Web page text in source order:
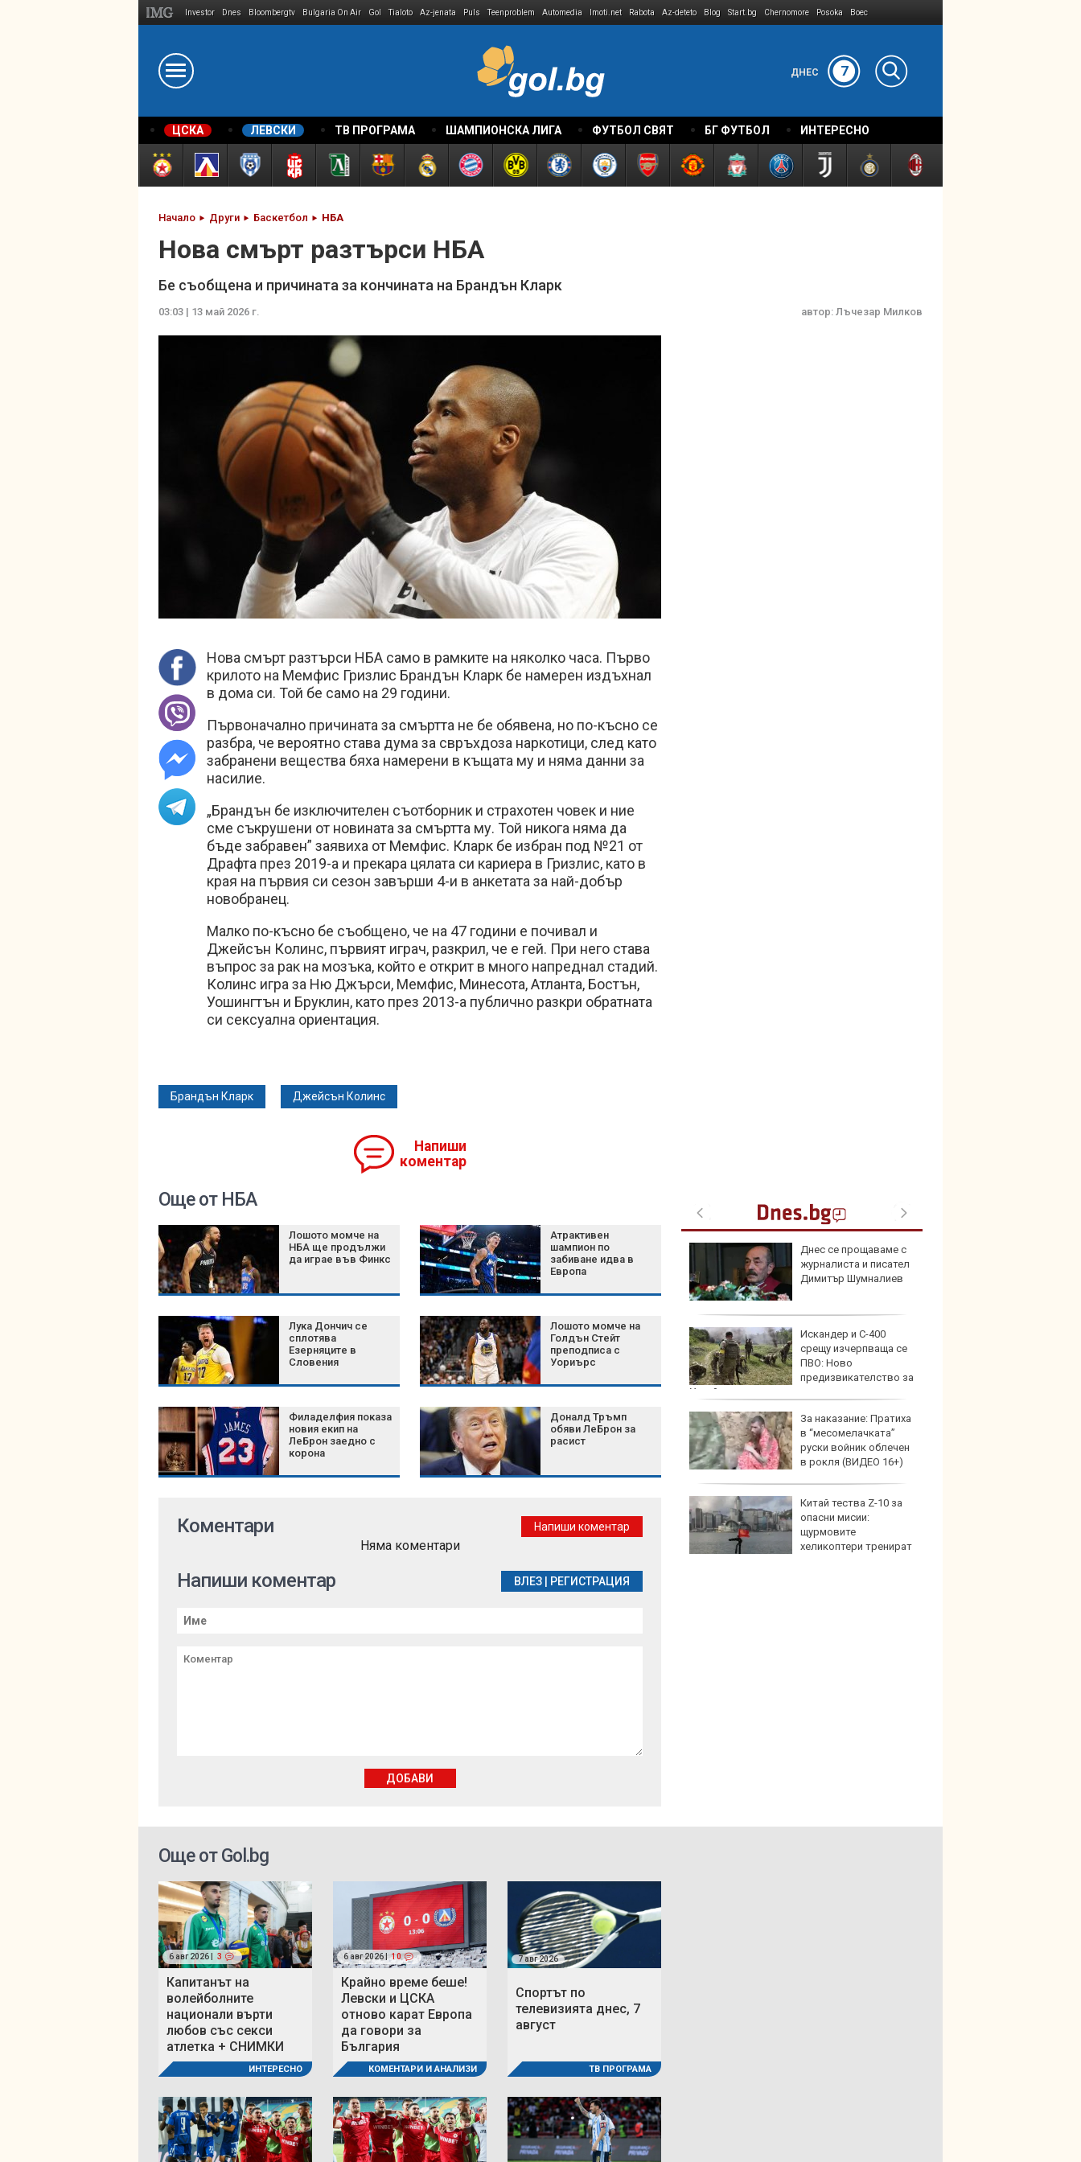
Investor Dnes Bloombergtv Bulgaria On Air Gol Tialoto Az-jenata Puls Teenproblem Automedia Imoti.net Rabota Az-deteto Blog Start.bg Chernomore Posoka Boec
ДНЕС 7
ЦСКА ЛЕВСКИ ТВ ПРОГРАМА ШАМПИОНСКА ЛИГА ФУТБОЛ СВЯТ БГ ФУТБОЛ ИНТЕРЕСНО
Начало Други Баскетбол НБА
Нова смърт разтърси НБА
Бе съобщена и причината за кончината на Брандън Кларк
03:03 | 13 май 2026 г. автор: Лъчезар Милков
Нова смърт разтърси НБА само в рамките на няколко часа. Първо
крилото на Мемфис Гризлис Брандън Кларк бе намерен издъхнал
в дома си. Той бе само на 29 години.
Първоначално причината за смъртта не бе обявена, но по-късно се
разбра, че вероятно става дума за свръхдоза наркотици, след като
забранени вещества бяха намерени в къщата му и няма данни за
насилие.
„Брандън бе изключителен съотборник и страхотен човек и ние
сме съкрушени от новината за смъртта му. Той никога няма да
бъде забравен” заявиха от Мемфис. Кларк бе избран под №21 от
Драфта през 2019-а и прекара цялата си кариера в Гризлис, като в
края на първия си сезон завърши 4-и в анкетата за най-добър
новобранец.
Малко по-късно бе съобщено, че на 47 години е почивал и
Джейсън Колинс, първият играч, разкрил, че е гей. При него става
въпрос за рак на мозъка, който е открит в много напреднал стадий.
Колинс игра за Ню Джърси, Мемфис, Минесота, Атланта, Бостън,
Уошингтън и Бруклин, като през 2013-а публично разкри обратната
си сексуална ориентация.
Брандън Кларк Джейсън Колинс
Напиши
коментар
Още от НБА
Лошото момче на
НБА ще продължи
да играе във Финкс
Атрактивен
шампион по
забиване идва в
Европа
Лука Дончич се
сплотява
Езерняците в
Словения
Лошото момче на
Голдън Стейт
преподписа с
Уориърс
Филаделфия показа
новия екип на
ЛеБрон заедно с
корона
Доналд Тръмп
обяви ЛеБрон за
расист
Хороскоп за 7 август
2026 г.: Нови
възможности и важни
решения за зодиите
Белият дом избра
затворените AI
модели пред
Шум, бетон и жеги: Как
животните се
променят, за да
Днес се прощаваме с
журналиста и писател
Димитър Шумналиев
Искандер и С-400
срещу изчерпваща се
ПВО: Ново
предизвикателство за
Украйна
За наказание: Пратиха
в “месомелачката”
руски войник облечен
в рокля (ВИДЕО 16+)
Китай тества Z-10 за
опасни мисии:
щурмовите
хеликоптери тренират
Коментари Напиши коментар
Няма коментари
Напиши коментар ВЛЕЗ РЕГИСТРАЦИЯ
ДОБАВИ
Още от Gol.bg
6 авг 2026 | 3
Капитанът на
волейболните
национали върти
любов със секси
атлетка + СНИМКИ
ИНТЕРЕСНО
6 авг 2026 | 10
Крайно време беше!
Левски и ЦСКА
отново карат Европа
да говори за
България
КОМЕНТАРИ И АНАЛИЗИ
7 авг 2026
Спортът по
телевизията днес, 7
август
ТВ ПРОГРАМА